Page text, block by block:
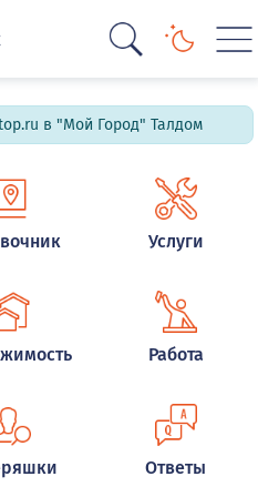
в "Мой Город" Талдом
Услуги
Работа
Ответы